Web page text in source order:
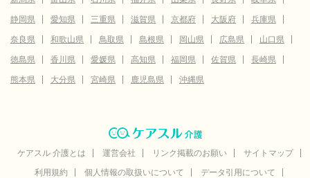
静岡県
愛知県 三重県 滋賀県 京都府 大阪府
兵庫県
奈良県
和歌山県 鳥取県 島根県 岡山県 広島県
山口県
徳島県
香川県 愛媛県 高知県 福岡県 佐賀県
長崎県
熊本県
大分県 宮崎県 鹿児島県 沖縄県
ケアスル 介護とは 運営会社 リンク掲載のお願い
サイトマップ
利用規約
個人情報の取扱いについて
データ引用について